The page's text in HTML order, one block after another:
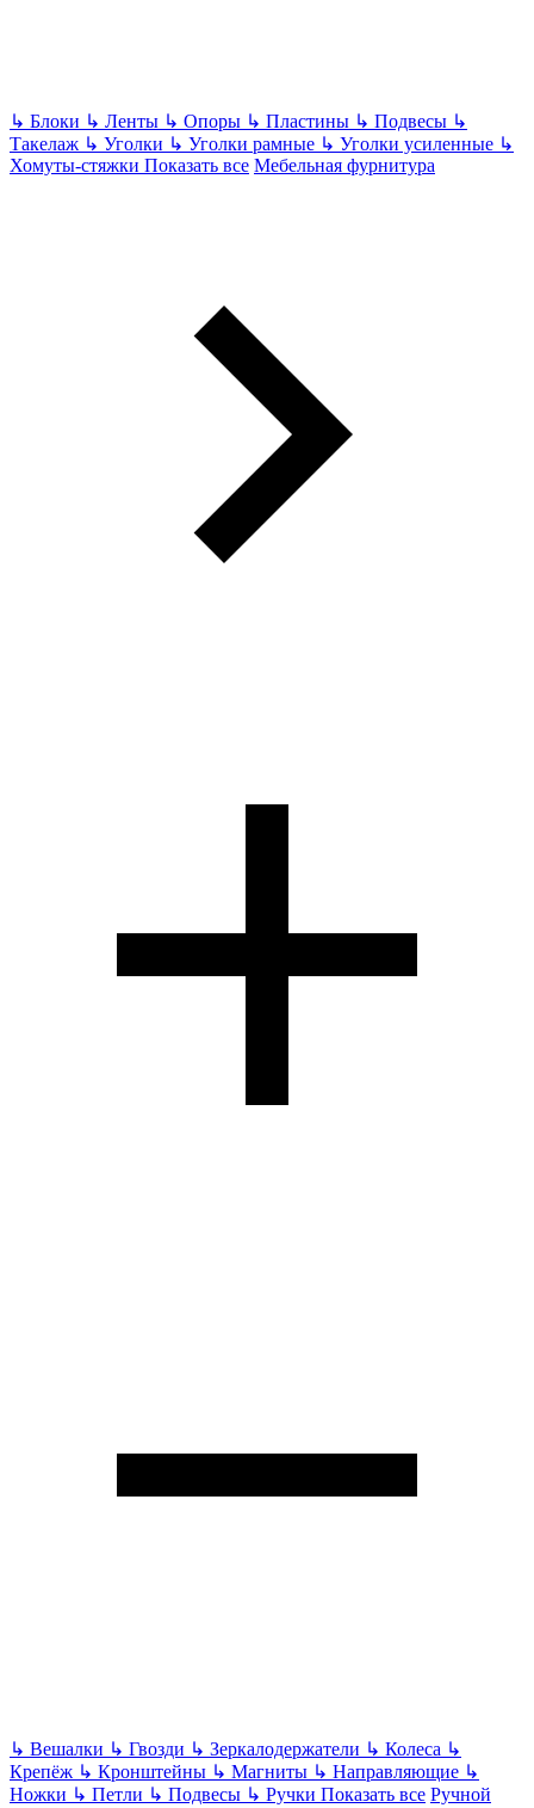
↳ Блоки ↳ Ленты ↳ Опоры ↳ Пластины ↳ Подвесы ↳
Такелаж ↳ Уголки ↳ Уголки рамные ↳ Уголки усиленные ↳
Хомуты-стяжки Показать все Мебельная фурнитура
↳ Вешалки ↳ Гвозди ↳ Зеркалодержатели ↳ Колеса ↳
Крепёж ↳ Кронштейны ↳ Магниты ↳ Направляющие ↳
Ножки ↳ Петли ↳ Подвесы ↳ Ручки Показать все Ручной